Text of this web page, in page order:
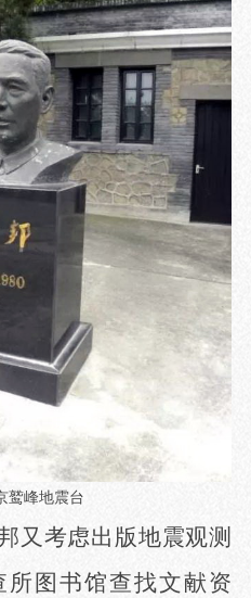
鹫峰地震台
又考虑出版地震观测
图书馆查找文献资